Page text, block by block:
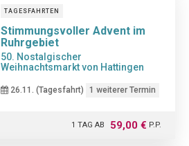
TAGESFAHRTEN
Stimmungsvoller Advent im
Ruhrgebiet
50. Nostalgischer
Weihnachtsmarkt von Hattingen
26.11. (Tagesfahrt) 1 weiterer Termin
1 TAG AB 59,00 € P.P.